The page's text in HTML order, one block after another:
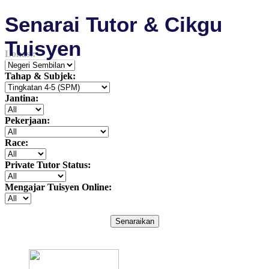
Senarai Tutor & Cikgu
Tuisyen
Lokasi:
Tahap & Subjek:
Jantina:
Pekerjaan:
Race:
Private Tutor Status:
Mengajar Tuisyen Online:
Senaraikan